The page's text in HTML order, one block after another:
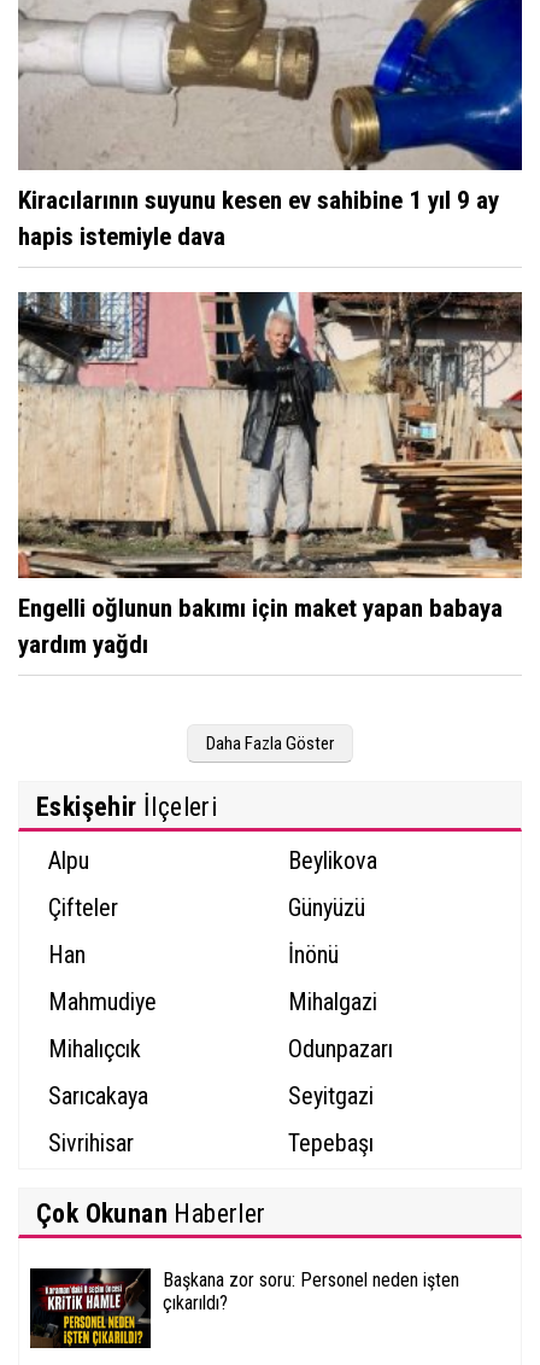
Kiracılarının suyunu kesen ev sahibine 1 yıl 9 ay
hapis istemiyle dava
Engelli oğlunun bakımı için maket yapan babaya
yardım yağdı
Daha Fazla Göster
Eskişehir İlçeleri
Alpu
Beylikova
Çifteler
Günyüzü
Han
İnönü
Mahmudiye
Mihalgazi
Mihalıçcık
Odunpazarı
Sarıcakaya
Seyitgazi
Sivrihisar
Tepebaşı
Çok Okunan Haberler
Başkana zor soru: Personel neden işten
çıkarıldı?